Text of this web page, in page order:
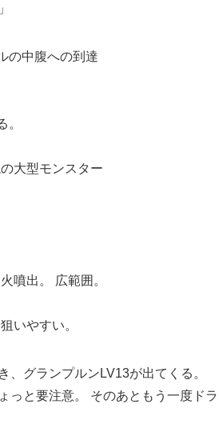
の中腹への到達
。
大型モンスター
噴出。 広範囲。
いやすい。
、グランプルンLV13が出てくる。
と要注意。 そのあともう一度ドラ